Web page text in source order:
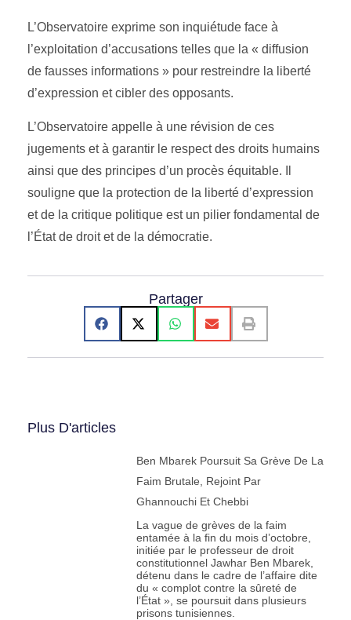
L’Observatoire exprime son inquiétude face à
l’exploitation d’accusations telles que la « diffusion
de fausses informations » pour restreindre la liberté
d’expression et cibler des opposants.
L’Observatoire appelle à une révision de ces
jugements et à garantir le respect des droits humains
ainsi que des principes d’un procès équitable. Il
souligne que la protection de la liberté d’expression
et de la critique politique est un pilier fondamental de
l’État de droit et de la démocratie.
Partager
Plus D'articles
Ben Mbarek Poursuit Sa Grève De La
Faim Brutale, Rejoint Par
Ghannouchi Et Chebbi
La vague de grèves de la faim
entamée à la fin du mois d’octobre,
initiée par le professeur de droit
constitutionnel Jawhar Ben Mbarek,
détenu dans le cadre de l’affaire dite
du « complot contre la sûreté de
l’État », se poursuit dans plusieurs
prisons tunisiennes.